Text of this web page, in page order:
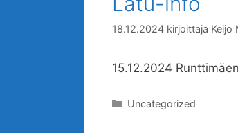
18.12.2024 kirjoittaja Keijo
15.12.2024
Kategoriat
Uncategorized